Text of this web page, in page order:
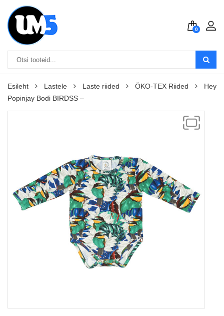
0
Esileht Lastele Laste riided ÖKO-TEX Riided
Hey
Popinjay Bodi BIRDSS –